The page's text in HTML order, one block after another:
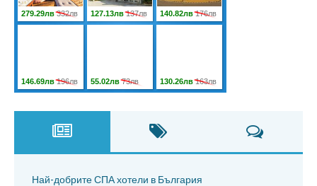
Най-добрите СПА хотели в България